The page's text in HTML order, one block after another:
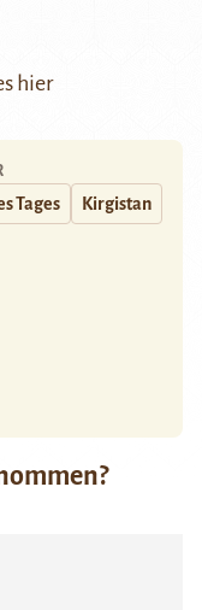
hier
Tages Kirgistan